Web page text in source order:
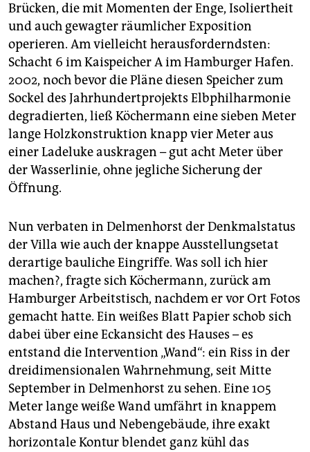
Brücken, die mit Momenten der Enge, Isoliertheit
und auch gewagter räumlicher Exposition
operieren. Am vielleicht herausforderndsten:
Schacht 6 im Kaispeicher A im Hamburger Hafen.
2002, noch bevor die Pläne diesen Speicher zum
Sockel des Jahrhundertprojekts Elbphilharmonie
degradierten, ließ Köchermann eine sieben Meter
lange Holzkonstruktion knapp vier Meter aus
einer Ladeluke auskragen – gut acht Meter über
der Wasserlinie, ohne jegliche Sicherung der
Öffnung.
Nun verbaten in Delmenhorst der Denkmalstatus
der Villa wie auch der knappe Ausstellungsetat
derartige bauliche Eingriffe. Was soll ich hier
machen?, fragte sich Köchermann, zurück am
Hamburger Arbeitstisch, nachdem er vor Ort Fotos
gemacht hatte. Ein weißes Blatt Papier schob sich
dabei über eine Eckansicht des Hauses – es
entstand die Intervention „Wand“: ein Riss in der
dreidimensionalen Wahrnehmung, seit Mitte
September in Delmenhorst zu sehen. Eine 105
Meter lange weiße Wand umfährt in knappem
Abstand Haus und Nebengebäude, ihre exakt
horizontale Kontur blendet ganz kühl das